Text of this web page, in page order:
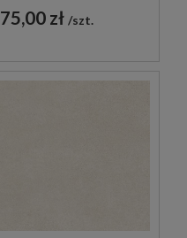
75,00 zł szt.